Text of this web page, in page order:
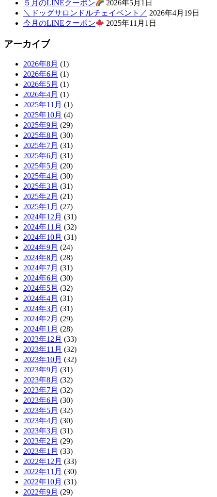
５月のLINEクーポン
2026年5月1日
＼ドッグサロンドルチェイベント／ 2026年4月19日
今月のLINEクーポン
2025年11月1日
アーカイブ
2026年8月 (1)
2026年6月 (1)
2026年5月 (1)
2026年4月 (1)
2025年11月 (1)
2025年10月 (4)
2025年9月 (29)
2025年8月 (30)
2025年7月 (31)
2025年6月 (31)
2025年5月 (20)
2025年4月 (30)
2025年3月 (31)
2025年2月 (21)
2025年1月 (27)
2024年12月 (31)
2024年11月 (32)
2024年10月 (31)
2024年9月 (24)
2024年8月 (28)
2024年7月 (31)
2024年6月 (30)
2024年5月 (32)
2024年4月 (31)
2024年3月 (31)
2024年2月 (29)
2024年1月 (28)
2023年12月 (33)
2023年11月 (32)
2023年10月 (32)
2023年9月 (31)
2023年8月 (32)
2023年7月 (32)
2023年6月 (30)
2023年5月 (32)
2023年4月 (30)
2023年3月 (31)
2023年2月 (29)
2023年1月 (33)
2022年12月 (33)
2022年11月 (30)
2022年10月 (31)
2022年9月 (29)